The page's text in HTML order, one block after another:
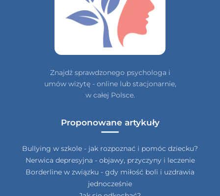
Znajdź sprawdzonego psychologa i
umów wizytę - online lub stacjonarnie,
w całej Polsce.
Proponowane artykuły
Bullying w szkole - jak rozpoznać i pomóc dziecku?
Nerwica depresyjna - objawy, przyczyny i leczenie
Borderline w związku - gdy miłość boli i uzdrawia
jednocześnie